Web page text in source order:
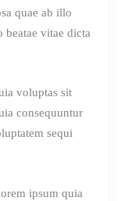
quae ab illo
beatae vitae dicta
voluptas sit
consequuntur
sequi
ipsum quia